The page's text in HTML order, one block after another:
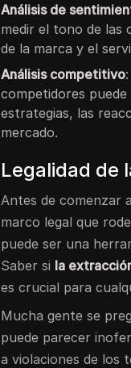
Análisis de
medir el tono de las
de la marca y el
Análisis competitivo
competidores
estrategias, las
mercado.
Legalidad de
Antes de comenzar a
marco legal que
puede ser una
Saber si la
es crucial para
Mucha gente se
puede parecer
a violaciones de los